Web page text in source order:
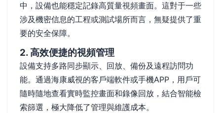
中，設備也能穩定記錄高質量視頻畫面。這對于一些
涉及機密信息的工程或測試場所而言，無疑提供了重
要的安全保障。
2. 高效便捷的視頻管理
設備支持多路同步顯示、回放、備份及遠程訪問功
能。通過海康威視的客戶端軟件或手機APP，用戶可
隨時隨地查看實時監控畫面和錄像回放，結合智能檢
索篩選，極大降低了管理與維護成本。